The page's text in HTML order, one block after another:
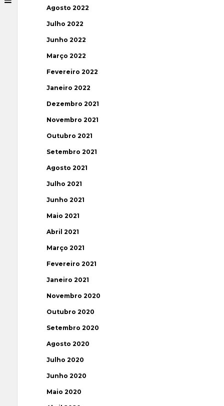
Agosto 2022
Julho 2022
Junho 2022
Março 2022
Fevereiro 2022
Janeiro 2022
Dezembro 2021
Novembro 2021
Outubro 2021
Setembro 2021
Agosto 2021
Julho 2021
Junho 2021
Maio 2021
Abril 2021
Março 2021
Fevereiro 2021
Janeiro 2021
Novembro 2020
Outubro 2020
Setembro 2020
Agosto 2020
Julho 2020
Junho 2020
Maio 2020